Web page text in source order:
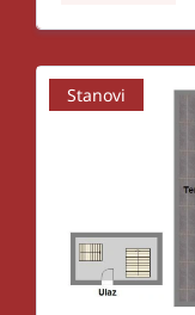
Stanovi